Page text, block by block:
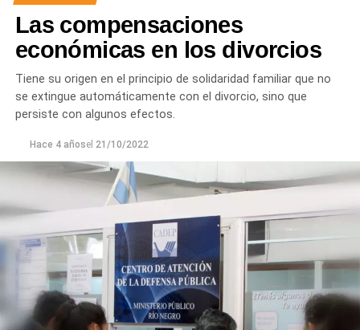
Las compensaciones
económicas en los divorcios
Tiene su origen en el principio de solidaridad familiar que no
se extingue automáticamente con el divorcio, sino que
persiste con algunos efectos.
Hace 4 añosel 21/10/2022